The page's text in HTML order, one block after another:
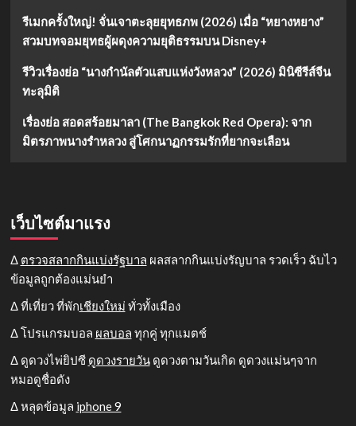
รีเมกครั้งใหญ่! จั่นเจาตะลุยยุทธภพ (2026) เมื่อ “หยางหยาง”
สวมบทจอมยุทธผู้ผดุงความยุติธรรมบน Disney+
รีวิวเรื่องย่อ “นางกำนัลตัวแสบแห่งวังหลวง” (2026) มินิซีรีส์จีน
ทะลุมิติ
เรื่องย่อ สอดสร้อยมาลา (The Bangkok Red Opera): จาก
มิตรภาพนางรำหลวง สู่โศกนาฏกรรมรักที่ยากจะเลือน
เว็บไซต์มาแรง
Δ ตรวจสลากกินแบ่งรัฐบาล ผลสลากกินแบ่งรัญบาล รวดเร็ว ฉับไว
ข้อมูลถูกต้องแม่นยำ
Δ ที่เที่ยว ที่พักเชียงใหม่ ทั่วทั้งเมือง
Δ โปรแกรมบอล ผลบอล ทุกคู่ ทุกแมตช์
Δ ดูดวงไพ่ยิปซี ดูดวงรายวันดูดวงตามวันเกิด ดูดวงแม่นๆจาก
หมอดูชื่อดัง
Δ หลุดข้อมูล iphone 9